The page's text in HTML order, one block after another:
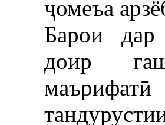
ҷомеъа
Барои дар
доир
маърифатӣ